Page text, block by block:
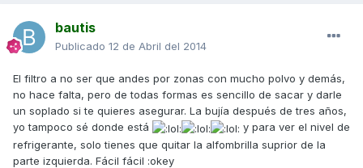
bautis
Publicado 12 de Abril del 2014
El filtro a no ser que andes por zonas con mucho polvo y demás,
no hace falta, pero de todas formas es sencillo de sacar y darle
un soplado si te quieres asegurar. La bujía después de tres años,
yo tampoco sé donde está
y para ver el nivel de
refrigerante, solo tienes que quitar la alfombrilla suprior de la
parte izquierda. Fácil fácil :okey